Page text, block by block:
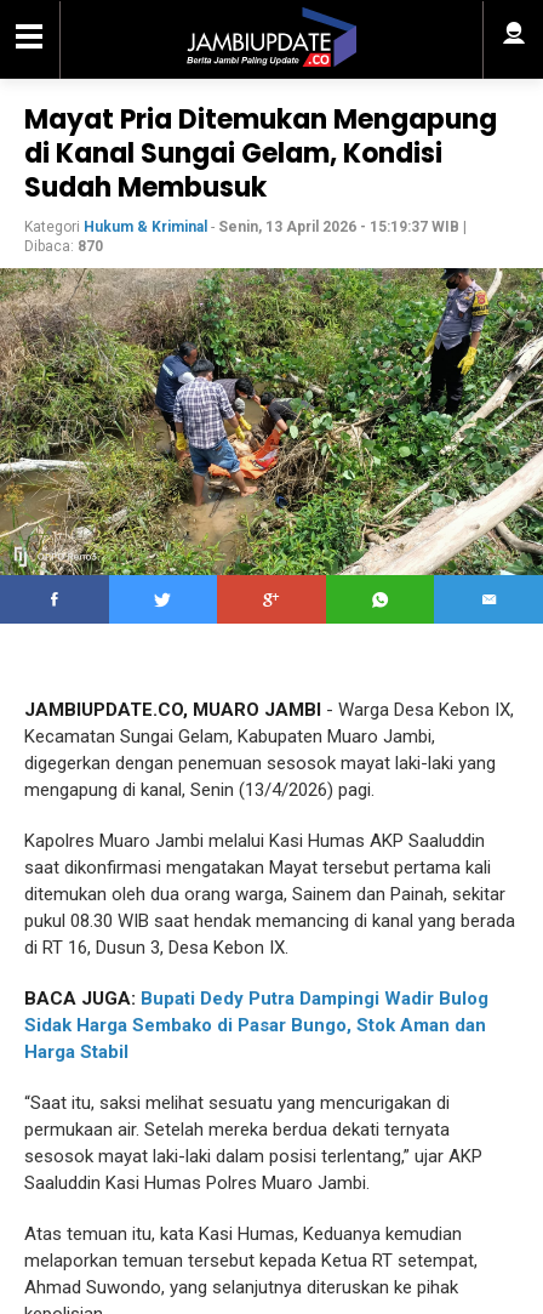
Mayat Pria Ditemukan Mengapung
di Kanal Sungai Gelam, Kondisi
Sudah Membusuk
Kategori Hukum & Kriminal - Senin, 13 April 2026 - 15:19:37 WIB
Dibaca: 870
JAMBIUPDATE.CO, MUARO JAMBI - Warga Desa Kebon IX,
Kecamatan Sungai Gelam, Kabupaten Muaro Jambi,
digegerkan dengan penemuan sesosok mayat laki-laki yang
mengapung di kanal, Senin (13/4/2026) pagi.
Kapolres Muaro Jambi melalui Kasi Humas AKP Saaluddin
saat dikonfirmasi mengatakan Mayat tersebut pertama kali
ditemukan oleh dua orang warga, Sainem dan Painah, sekitar
pukul 08.30 WIB saat hendak memancing di kanal yang berada
di RT 16, Dusun 3, Desa Kebon IX.
BACA JUGA: Bupati Dedy Putra Dampingi Wadir Bulog
Sidak Harga Sembako di Pasar Bungo, Stok Aman dan
Harga Stabil
“Saat itu, saksi melihat sesuatu yang mencurigakan di
permukaan air. Setelah mereka berdua dekati ternyata
sesosok mayat laki-laki dalam posisi terlentang,” ujar AKP
Saaluddin Kasi Humas Polres Muaro Jambi.
Atas temuan itu, kata Kasi Humas, Keduanya kemudian
melaporkan temuan tersebut kepada Ketua RT setempat,
Ahmad Suwondo, yang selanjutnya diteruskan ke pihak